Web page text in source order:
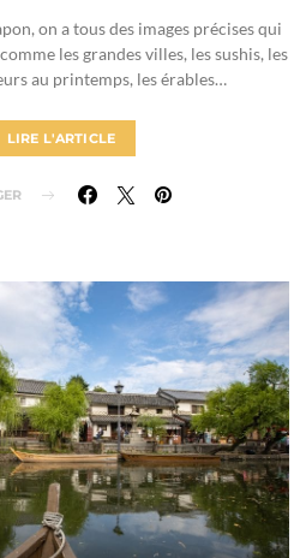
on a tous des images précises qui
les grandes villes, les sushis, les
au printemps, les érables…
LIRE L'ARTICLE